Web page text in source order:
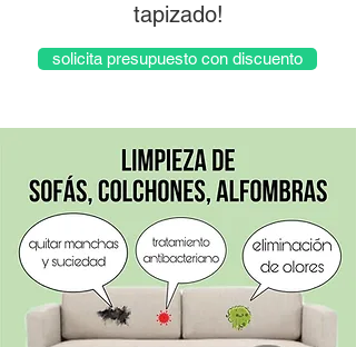
tapizado!
solicita presupuesto con discuento